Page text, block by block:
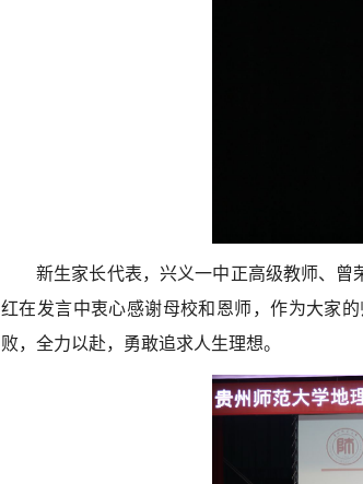
新生家长代表，兴义一中正高级教师、
红在发言中衷心感谢母校和恩师，作为大家
败，全力以赴，勇敢追求人生理想。